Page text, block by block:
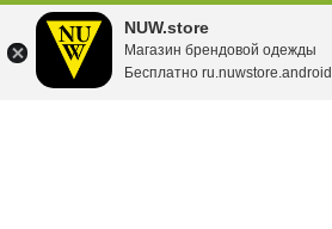
NUW.store
Магазин брендовой одежды
Бесплатно ru.nuwstore.android